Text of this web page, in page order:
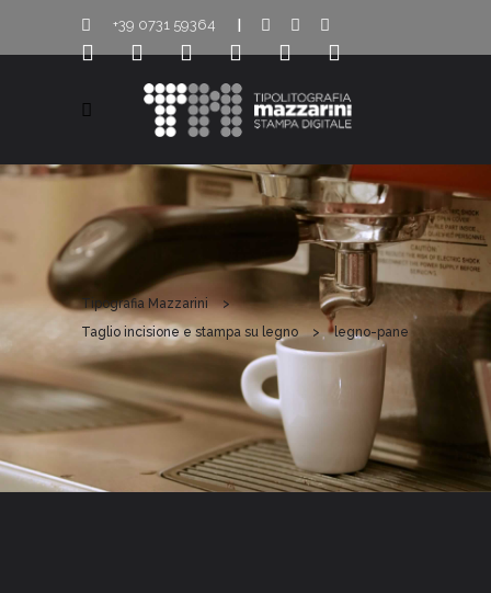
+39 0731 59364
Tipografia Mazzarini
>
Taglio incisione e stampa su legno
> legno-pane